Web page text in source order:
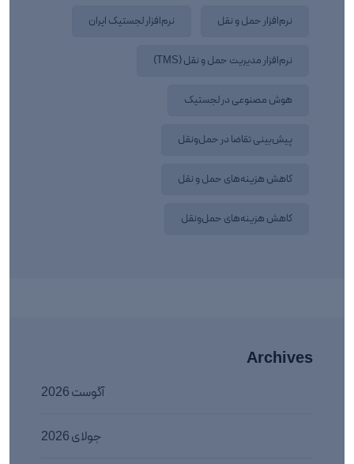
نرم‌افزار حمل‌ و نقل نرم‌افزار لجستیک ایران
نرم‌افزار مدیریت حمل‌ و نقل (TMS)
هوش مصنوعی در لجستیک
پیش‌بینی تقاضا در حمل‌ونقل
کاهش هزینه‌های حمل و نقل
کاهش هزینه‌های حمل‌ونقل
Archives
آگوست 2026
جولای 2026